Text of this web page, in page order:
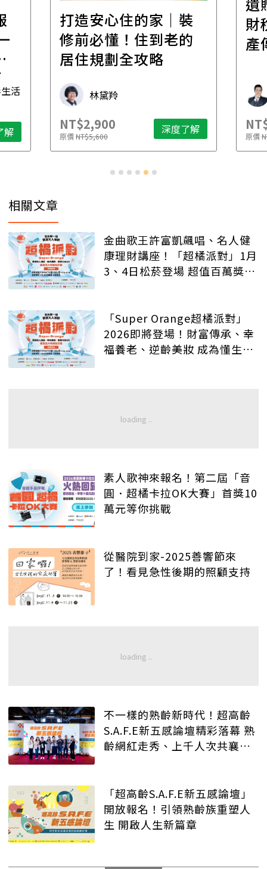
活
解
打造安心住的家｜裝
修前必懂！住到老的
居住規劃全攻略
林黛羚
NT$2,900
原價NT$5,600 深度了解
財
產
原價
相關文章
金曲歌王許富凱飆唱、名人健
康理財講座！「超橘派對」1月
3、4日松菸登場 超值百萬獎品
「Super Orange超橘派對」
2026即將登場！財富傳承、幸
福養老、逆齡美妝 成為懂生活
素人歌神來報名！第二屆「音
圓．超橘卡拉OK大賽」首獎10
萬元等你挑戰
從醫院到家-2025善響節來
了！看見急性後期的照顧支持
不一樣的熟齡新時代！超高齡
S.A.F.E新五感論壇精彩落幕 熟
齡網紅走秀、上千人次共襄盛
「超高齡S.A.F.E新五感論壇」
開放報名！引領熟齡族重塑人
生 開啟人生新篇章